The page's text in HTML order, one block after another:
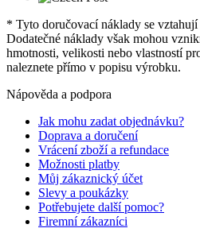
* Tyto doručovací náklady se vztahují
Dodatečné náklady však mohou
hmotnosti, velikosti nebo vlastností
naleznete přímo v popisu výrobku.
Nápověda a podpora
Jak mohu zadat objednávku?
Doprava a doručení
Vrácení zboží a refundace
Možnosti platby
Můj zákaznický účet
Slevy a poukázky
Potřebujete další pomoc?
Firemní zákazníci